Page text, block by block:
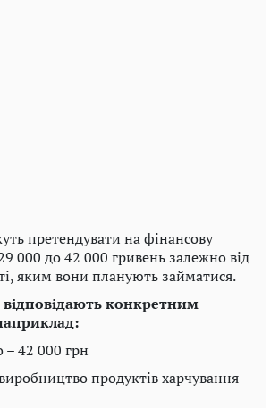
претендувати на фінансову
000 до 42 000 гривень залежно від
яким вони планують займатися.
відповідають конкретним
42 000 грн
продуктів харчування –